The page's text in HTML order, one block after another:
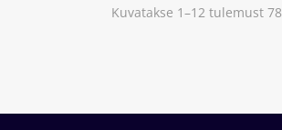
Kuvatakse 1–12 tulemust